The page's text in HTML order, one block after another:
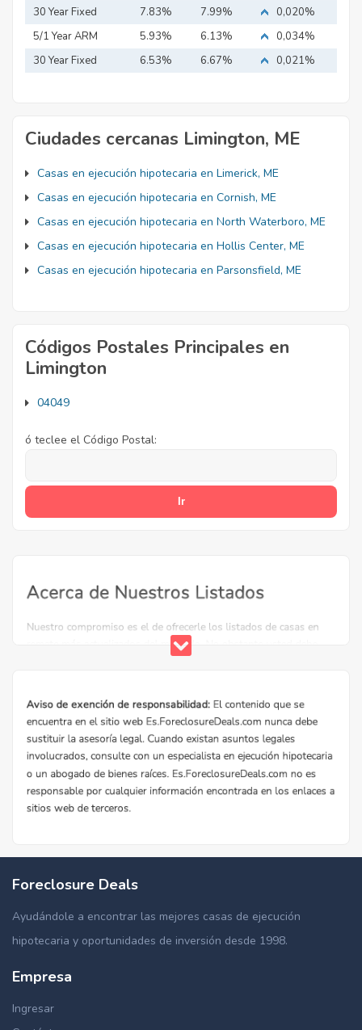
Mortgage
30 Year Fixed
Mortgage
7.83% 7.99%
0,020%
5/1 Year ARM
5.93% 6.13%
0,034%
30 Year Fixed
6.53% 6.67% 0,021%
Ciudades cercanas Limington, ME
Casas en ejecución hipotecaria en Limerick, ME
Casas en ejecución hipotecaria en Cornish, ME
Casas en ejecución hipotecaria en North Waterboro, ME
Casas en ejecución hipotecaria en Hollis Center, ME
Casas en ejecución hipotecaria en Parsonsfield, ME
Códigos Postales Principales en
Limington
04049
ó teclee el Código Postal:
Comprar Casas y Apartamentos en
Limington, ME
Foreclosure Deals
Ayudándole a encontrar las mejores casas de ejecución
hipotecaria y oportunidades de inversión desde 1998.
Empresa
Ingresar